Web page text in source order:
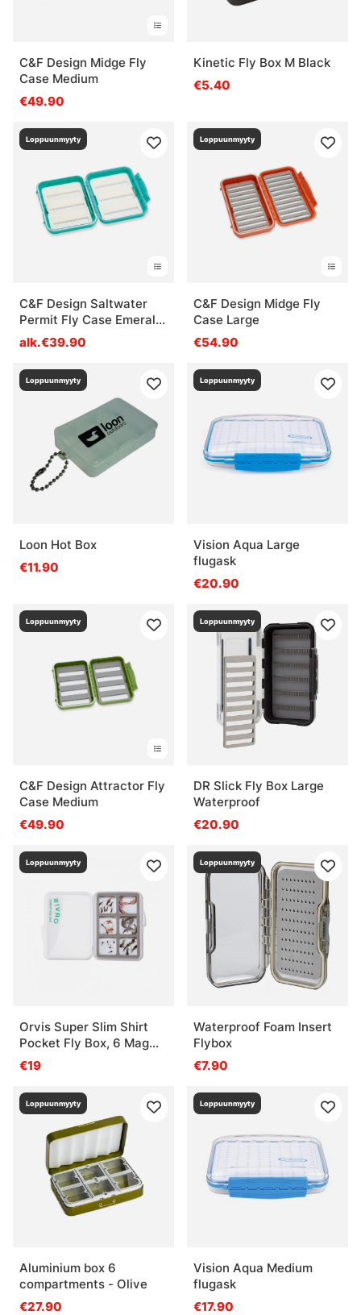
C&F Design Midge Fly
Case Medium
€49.90
Kinetic Fly Box M Black
€5.40
Loppuunmyyty
C&F Design Saltwater
Permit Fly Case Emerald
Green
alk.€39.90
Loppuunmyyty
C&F Design Midge Fly
Case Large
€54.90
Loppuunmyyty
Loon Hot Box
€11.90
Loppuunmyyty
Vision Aqua Large
flugask
€20.90
Loppuunmyyty
C&F Design Attractor Fly
Case Medium
€49.90
Loppuunmyyty
DR Slick Fly Box Large
Waterproof
€20.90
Loppuunmyyty
Orvis Super Slim Shirt
Pocket Fly Box, 6 Mag
Comp
€19
Loppuunmyyty
Waterproof Foam Insert
Flybox
€7.90
Loppuunmyyty
Aluminium box 6
compartments - Olive
€27.90
Loppuunmyyty
Vision Aqua Medium
flugask
€17.90